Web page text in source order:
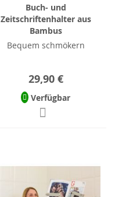
Buch- und
Zeitschriftenhalter aus
Bambus
Bequem schmökern
29,90 €
Verfügbar